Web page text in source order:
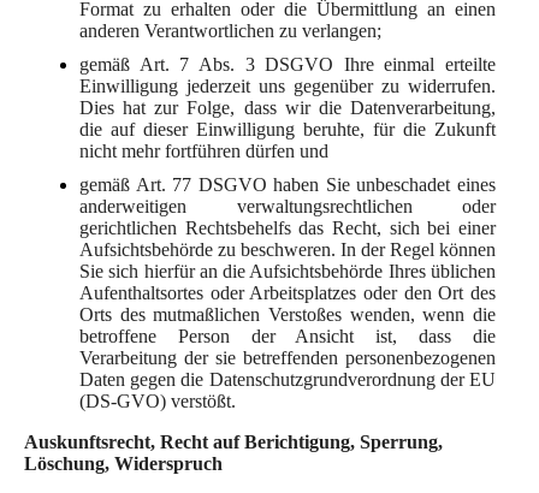
Format zu erhalten oder die Übermittlung an einen
anderen Verantwortlichen zu verlangen;
gemäß Art. 7 Abs. 3 DSGVO Ihre einmal erteilte
Einwilligung jederzeit uns gegenüber zu widerrufen.
Dies hat zur Folge, dass wir die Datenverarbeitung,
die auf dieser Einwilligung beruhte, für die Zukunft
nicht mehr fortführen dürfen und
gemäß Art. 77 DSGVO haben Sie unbeschadet eines
anderweitigen verwaltungsrechtlichen oder
gerichtlichen Rechtsbehelfs das Recht, sich bei einer
Aufsichtsbehörde zu beschweren. In der Regel können
Sie sich hierfür an die Aufsichtsbehörde Ihres üblichen
Aufenthaltsortes oder Arbeitsplatzes oder den Ort des
Orts des mutmaßlichen Verstoßes wenden, wenn die
betroffene Person der Ansicht ist, dass die
Verarbeitung der sie betreffenden personenbezogenen
Daten gegen die Datenschutzgrundverordnung der EU
(DS-GVO) verstößt.
Auskunftsrecht, Recht auf Berichtigung, Sperrung,
Löschung, Widerspruch